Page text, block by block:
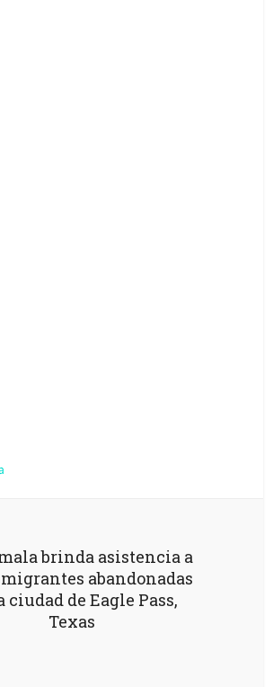
brinda asistencia a
abandonadas
ciudad de Eagle Pass,
Texas